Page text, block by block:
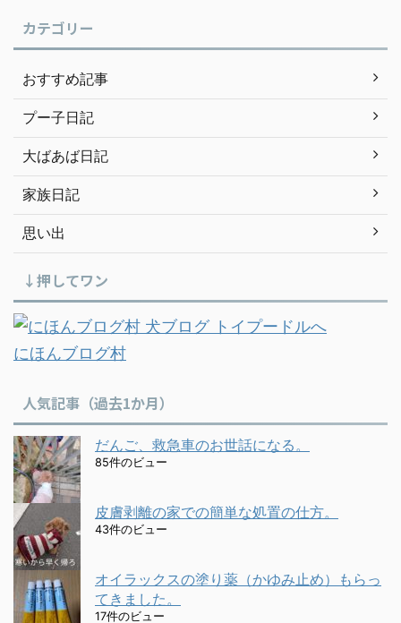
カテゴリー
おすすめ記事
プー子日記
大ばあば日記
家族日記
思い出
↓押してワン
にほんブログ村
人気記事（過去1か月）
だんご、救急車のお世話になる。
85件のビュー
皮膚剥離の家での簡単な処置の仕方。
43件のビュー
オイラックスの塗り薬（かゆみ止め）もらっ
てきました。
17件のビュー